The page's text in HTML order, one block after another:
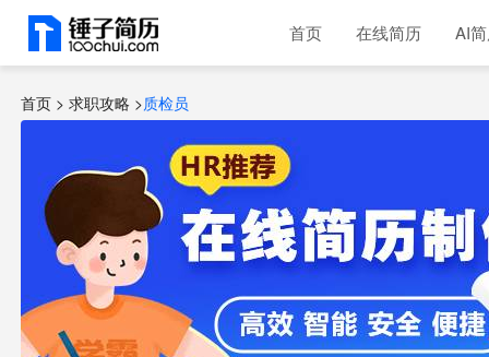
首页 在线简历 AI
首页 > 求职攻略 >质检员